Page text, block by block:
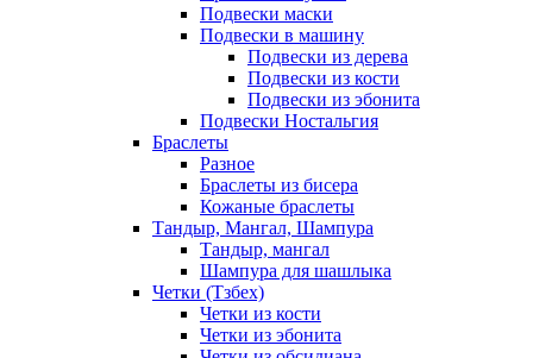
Подвески маски
Подвески в машину
Подвески из дерева
Подвески из кости
Подвески из эбонита
Подвески Ностальгия
Браслеты
Разное
Браслеты из бисера
Кожаные браслеты
Тандыр, Мангал, Шампура
Тандыр, мангал
Шампура для шашлыка
Четки (Тзбех)
Четки из кости
Четки из эбонита